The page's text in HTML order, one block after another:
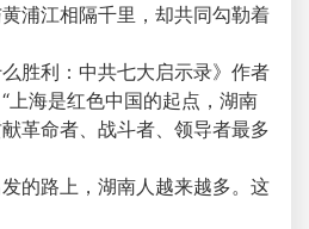
浦江相隔千里，却共同勾勒着
利：中共七大启示录》作者
上海是红色中国的起点，湖南
革命者、战斗者、领导者最多
路上，湖南人越来越多。这